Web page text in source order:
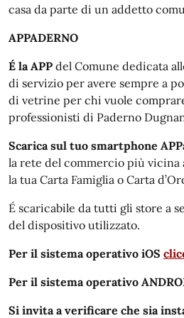
casa da parte di un addetto
APPADERNO
É la APP del Comune dedicata
di servizio per avere sempre a
di vetrine per chi vuole
professionisti di Paderno
Scarica sul tuo smartphone
la rete del commercio più
la tua Carta Famiglia o Carta
É scaricabile da tutti gli store a
del dispositivo utilizzato.
Per il sistema operativo iOS
Per il sistema operativo
Si invita a verificare che sia